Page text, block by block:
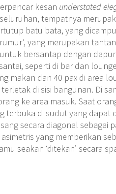
kesan understated
tempatnya
batu bata, yang
yang merupakan
bersantap dengan
seperti di bar dan
makan dan 40 pax di area
di sisi bangunan. Di
ke area masuk. Saat
terbuka di sudut yang
secara diagonal sebagai
yang memberikan
seakan ‘ditekan’ secara